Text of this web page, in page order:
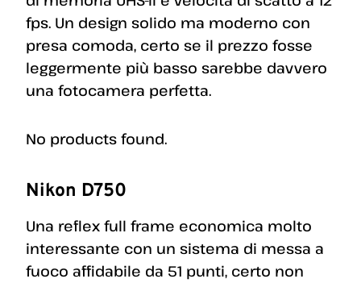
fps. Un design solido ma moderno con
presa comoda, certo se il prezzo fosse
leggermente più basso sarebbe davvero
una fotocamera perfetta.
No products found.
Nikon D750
Una reflex full frame economica molto
interessante con un sistema di messa a
fuoco affidabile da 51 punti, certo non